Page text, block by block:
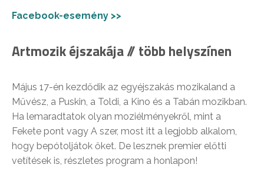
Facebook-esemény >>
Artmozik éjszakája // több helyszínen
Május 17-én kezdődik az egyéjszakás mozikaland a
Művész, a Puskin, a Toldi, a Kino és a Tabán mozikban.
Ha lemaradtatok olyan moziélményekről, mint a
Fekete pont vagy A szer, most itt a legjobb alkalom,
hogy bepótoljátok őket. De lesznek premier előtti
vetítések is, részletes program a honlapon!